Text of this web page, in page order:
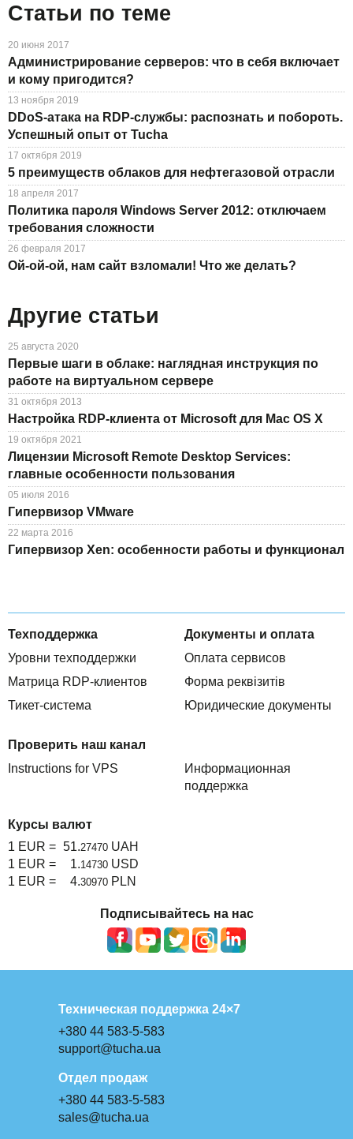
Статьи по теме
20 июня 2017
Администрирование серверов: что в себя включает
и кому пригодится?
13 ноября 2019
DDoS-атака на RDP-службы: распознать и побороть.
Успешный опыт от Tucha
17 октября 2019
5 преимуществ облаков для нефтегазовой отрасли
18 апреля 2017
Политика пароля Windows Server 2012: отключаем
требования сложности
26 февраля 2017
Ой-ой-ой, нам сайт взломали! Что же делать?
Другие статьи
25 августа 2020
Первые шаги в облаке: наглядная инструкция по
работе на виртуальном сервере
31 октября 2013
Настройка RDP-клиента от Microsoft для Mac OS X
19 октября 2021
Лицензии Microsoft Remote Desktop Services:
главные особенности пользования
05 июля 2016
Гипервизор VMware
22 марта 2016
Гипервизор Xen: особенности работы и функционал
Техподдержка
Уровни техподдержки
Матрица RDP-клиентов
Тикет-система
Документы и оплата
Оплата сервисов
Форма реквізитів
Юридические документы
Проверить наш канал
Instructions for VPS
Информационная
поддержка
Курсы валют
1 EUR = 51.27470 UAH
1 EUR =
1.14730 USD
1 EUR =
4.30970 PLN
Подписывайтесь на нас
Техническая поддержка 24×7
+380 44 583-5-583
support@tucha.ua
Отдел продаж
+380 44 583-5-583
sales@tucha.ua